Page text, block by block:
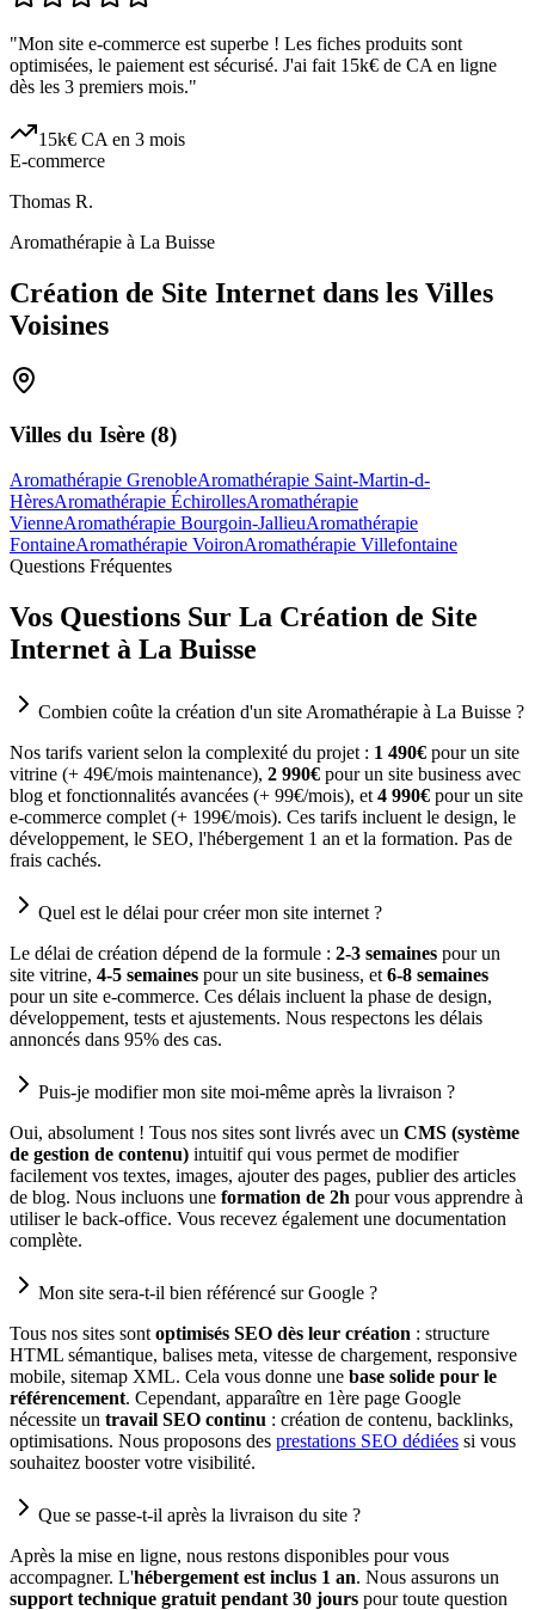
"Mon site e-commerce est superbe ! Les fiches produits sont
optimisées, le paiement est sécurisé. J'ai fait 15k€ de CA en ligne
dès les 3 premiers mois."
15k€ CA en 3 mois
E-commerce
Thomas R.
Aromathérapie à La Buisse
Création de Site Internet dans les Villes
Voisines
Villes du Isère (8)
Aromathérapie GrenobleAromathérapie Saint-Martin-d-
HèresAromathérapie ÉchirollesAromathérapie
VienneAromathérapie Bourgoin-JallieuAromathérapie
FontaineAromathérapie VoironAromathérapie Villefontaine
Questions Fréquentes
Vos Questions Sur La Création de Site
Internet à La Buisse
Combien coûte la création d'un site Aromathérapie à La Buisse ?
Nos tarifs varient selon la complexité du projet : 1 490€ pour un site
vitrine (+ 49€/mois maintenance), 2 990€ pour un site business avec
blog et fonctionnalités avancées (+ 99€/mois), et 4 990€ pour un site
e-commerce complet (+ 199€/mois). Ces tarifs incluent le design, le
développement, le SEO, l'hébergement 1 an et la formation. Pas de
frais cachés.
Quel est le délai pour créer mon site internet ?
Le délai de création dépend de la formule : 2-3 semaines pour un
site vitrine, 4-5 semaines pour un site business, et 6-8 semaines
pour un site e-commerce. Ces délais incluent la phase de design,
développement, tests et ajustements. Nous respectons les délais
annoncés dans 95% des cas.
Puis-je modifier mon site moi-même après la livraison ?
Oui, absolument ! Tous nos sites sont livrés avec un CMS (système
de gestion de contenu) intuitif qui vous permet de modifier
facilement vos textes, images, ajouter des pages, publier des articles
de blog. Nous incluons une formation de 2h pour vous apprendre à
utiliser le back-office. Vous recevez également une documentation
complète.
Mon site sera-t-il bien référencé sur Google ?
Tous nos sites sont optimisés SEO dès leur création : structure
HTML sémantique, balises meta, vitesse de chargement, responsive
mobile, sitemap XML. Cela vous donne une base solide pour le
référencement. Cependant, apparaître en 1ère page Google
nécessite un travail SEO continu : création de contenu, backlinks,
optimisations. Nous proposons des prestations SEO dédiées si vous
souhaitez booster votre visibilité.
Que se passe-t-il après la livraison du site ?
Après la mise en ligne, nous restons disponibles pour vous
accompagner. L'hébergement est inclus 1 an. Nous assurons un
support technique gratuit pendant 30 jours pour toute question